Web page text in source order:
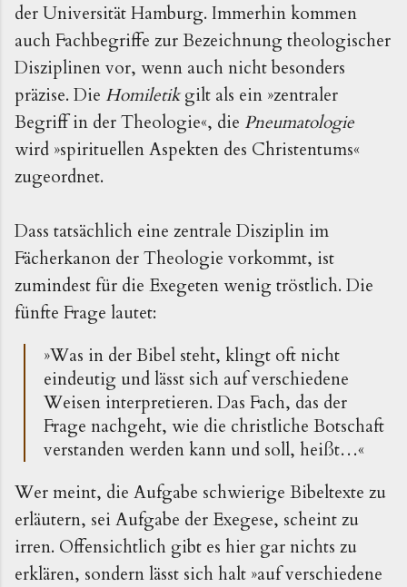
der Universität Hamburg. Immerhin kommen
auch Fachbegriffe zur Bezeichnung theologischer
Disziplinen vor, wenn auch nicht besonders
präzise. Die Homiletikgilt als ein »zentraler
Begriff in der Theologie«, die Pneumatologie
wird »spirituellen Aspekten des Christentums«
zugeordnet.
Dass tatsächlich eine zentrale Disziplin im
Fächerkanon der Theologie vorkommt, ist
zumindest für die Exegeten wenig tröstlich. Die
fünfte Frage lautet:
»Was in der Bibel steht, klingt oft nicht
eindeutig und lässt sich auf verschiedene
Weisen interpretieren. Das Fach, das der
Frage nachgeht, wie die christliche Botschaft
verstanden werden kann und soll, heißt…«
Wer meint, die Aufgabe schwierige Bibeltexte zu
erläutern, sei Aufgabe der Exegese, scheint zu
irren. Offensichtlich gibt es hier gar nichts zu
erklären, sondern lässt sich halt »auf verschiedene